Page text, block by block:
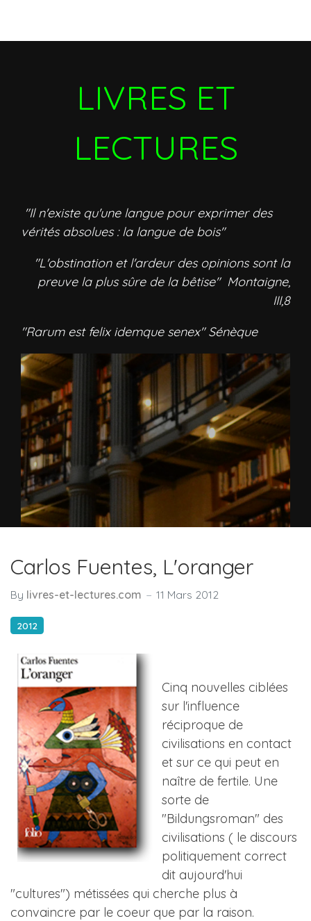
LIVRES ET
LECTURES
"Il n'existe qu'une langue pour exprimer des
vérités absolues : la langue de bois"
"L'obstination et l'ardeur des opinions sont la
preuve la plus sûre de la bêtise" Montaigne,
III,8
"Rarum est felix idemque senex" Sénèque
Carlos Fuentes, L'oranger
By livres-et-lectures.com 11 Mars 2012
2012
Cinq nouvelles ciblées
sur l'influence
réciproque de
civilisations en contact
et sur ce qui peut en
naître de fertile. Une
sorte de
"Bildungsroman" des
civilisations ( le discours
politiquement correct
dit aujourd'hui
"cultures") métissées qui cherche plus à
convaincre par le coeur que par la raison.